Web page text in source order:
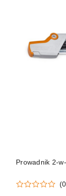
Prowadnik 2-